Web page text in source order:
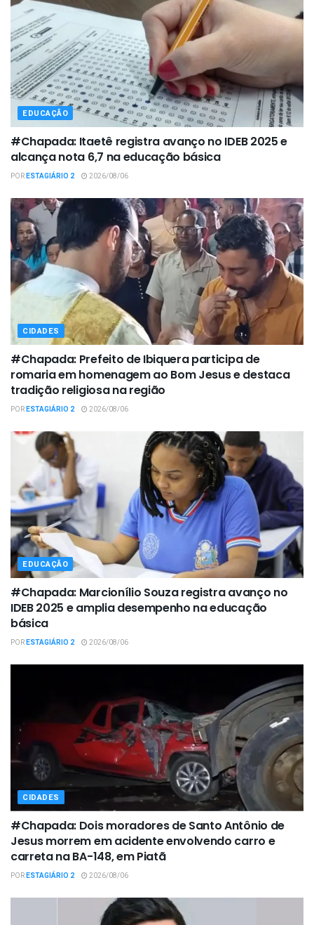
EDUCAÇÃO
#Chapada: Itaetê registra avanço no IDEB 2025 e
alcança nota 6,7 na educação básica
PORESTAGIÁRIO 2 2026/08/06
CIDADES
#Chapada: Prefeito de Ibiquera participa de
romaria em homenagem ao Bom Jesus e destaca
tradição religiosa na região
PORESTAGIÁRIO 2 2026/08/06
EDUCAÇÃO
#Chapada: Marcionílio Souza registra avanço no
IDEB 2025 e amplia desempenho na educação
básica
PORESTAGIÁRIO 2 2026/08/06
CIDADES
#Chapada: Dois moradores de Santo Antônio de
Jesus morrem em acidente envolvendo carro e
carreta na BA-148, em Piatã
PORESTAGIÁRIO 2 2026/08/06